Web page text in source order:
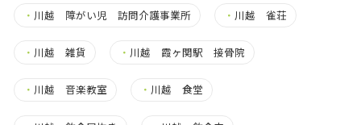
・ 川越 障がい児 訪問介護事業所 ・ 川越 雀荘
・ 川越 雑貨 ・ 川越 霞ヶ関駅 接骨院
・ 川越 音楽教室 ・ 川越 食堂